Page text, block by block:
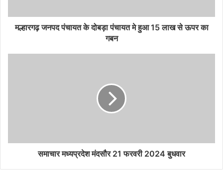
मल्हारगढ़ जनपद पंचायत के दोबड़ा पंचायत मे हुआ 15 लाख से ऊपर का
गबन
समाचार मध्यप्रदेश मंदसौर 21 फरवरी 2024 बुधवार